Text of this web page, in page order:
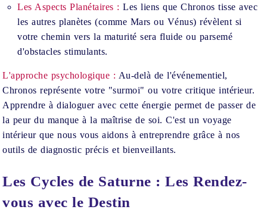
Les Aspects Planétaires : Les liens que Chronos tisse avec
les autres planètes (comme Mars ou Vénus) révèlent si
votre chemin vers la maturité sera fluide ou parsemé
d'obstacles stimulants.
L'approche psychologique : Au-delà de l'événementiel,
Chronos représente votre "surmoi" ou votre critique intérieur.
Apprendre à dialoguer avec cette énergie permet de passer de
la peur du manque à la maîtrise de soi. C'est un voyage
intérieur que nous vous aidons à entreprendre grâce à nos
outils de diagnostic précis et bienveillants.
Les Cycles de Saturne : Les Rendez-
vous avec le Destin